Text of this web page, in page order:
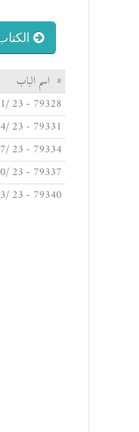
# اسم الباب
79328 - 23 /1
79331 - 23 /4
79334 - 23 /7
79337 - 23 /10
79340 - 23 /13